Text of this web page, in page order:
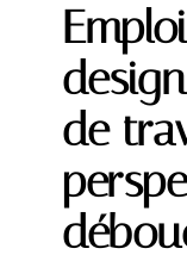
de